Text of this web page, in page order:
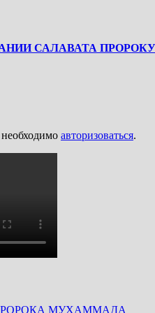
авторизоваться.
МУХАММАДА